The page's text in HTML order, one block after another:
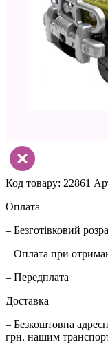
Код товару: 22861
Оплата
– Безготівковий
– Оплата при
– Передплата
Доставка
– Безкоштовна
грн. нашим